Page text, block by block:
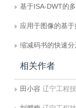
基于ISA-DWT的多个任意形
应用于图像的基于提升方
缩减码书的快速
相关作者
田小容 辽宁工程